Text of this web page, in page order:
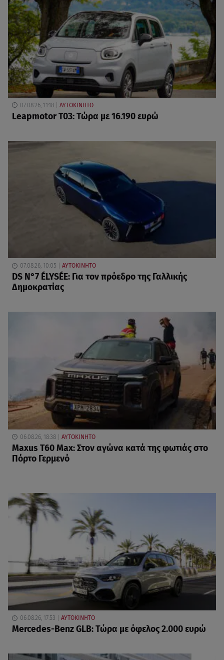
07.08.26, 11:18 ΑΥΤΟΚΙΝΗΤΟ
Leapmotor T03: Τώρα με 16.190 ευρώ
07.08.26, 10:05 ΑΥΤΟΚΙΝΗΤΟ
DS N°7 ÉLYSÉE: Για τον πρόεδρο της Γαλλικής
Δημοκρατίας
06.08.26, 18:38 ΑΥΤΟΚΙΝΗΤΟ
Maxus T60 Max: Στον αγώνα κατά της φωτιάς στο
Πόρτο Γερμενό
06.08.26, 17:53 ΑΥΤΟΚΙΝΗΤΟ
Mercedes-Benz GLB: Τώρα με όφελος 2.000 ευρώ